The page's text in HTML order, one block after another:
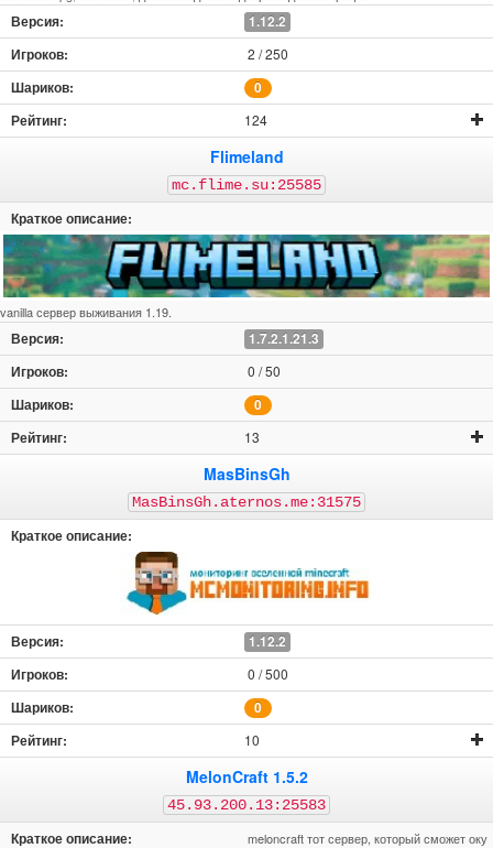
1.12.2
2 / 250
0
124
Flimeland
mc.flime.su:25585
vanilla сервер выживания 1.19.
1.7.2.1.21.3
0 / 50
0
13
MasBinsGh
MasBinsGh.aternos.me:31575
1.12.2
0 / 500
0
10
MelonCraft 1.5.2
45.93.200.13:25583
meloncraft тот сервер, который сможет оку